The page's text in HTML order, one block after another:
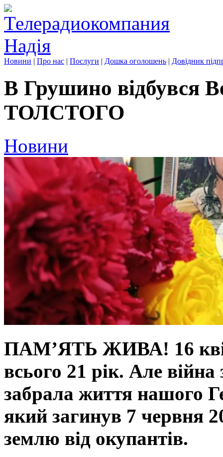
Новини | Про нас | Послуги | Дошка оголошень | Довідник
В Грушино відбувся
ТОЛСТОГО
Новини
ПАМ’ЯТЬ ЖИВА! 16
всього 21 рік. Але
забрала життя нашого
який загинув 7 червня
землю від окупантів.